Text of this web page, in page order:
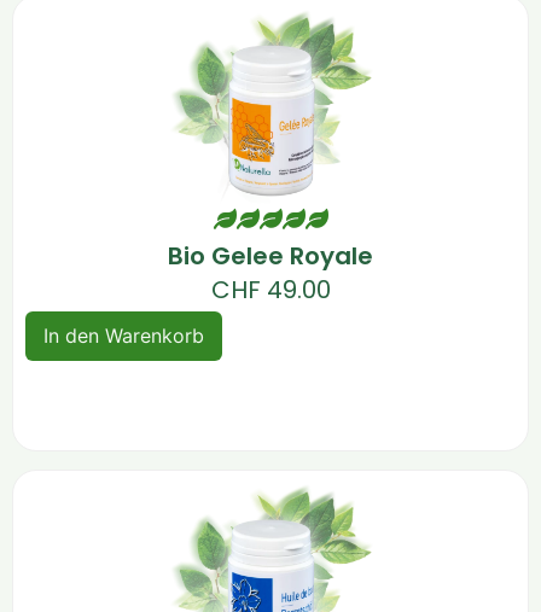
Bio Gelee Royale
CHF 49.00
In den Warenkorb